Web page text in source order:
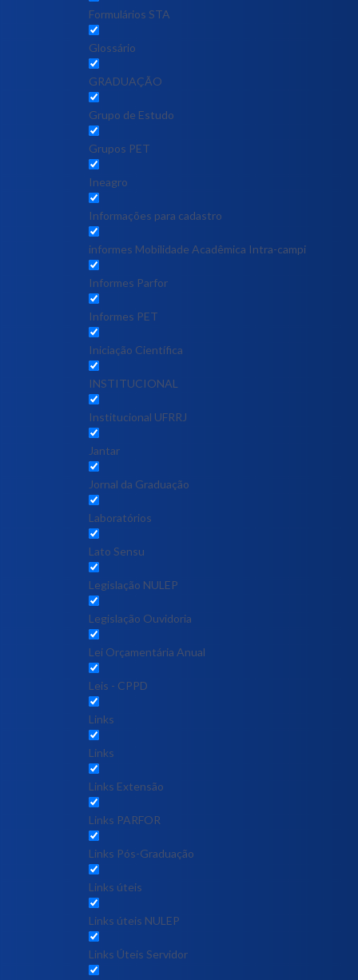
Formulários STA
Glossário
GRADUAÇÃO
Grupo de Estudo
Grupos PET
Ineagro
Informações para cadastro
informes Mobilidade Acadêmica Intra-campi
Informes Parfor
Informes PET
Iniciação Científica
INSTITUCIONAL
Institucional UFRRJ
Jantar
Jornal da Graduação
Laboratórios
Lato Sensu
Legislação NULEP
Legislação Ouvidoria
Lei Orçamentária Anual
Leis - CPPD
Links
Links
Links Extensão
Links PARFOR
Links Pós-Graduação
Links úteis
Links úteis NULEP
Links Úteis Servidor